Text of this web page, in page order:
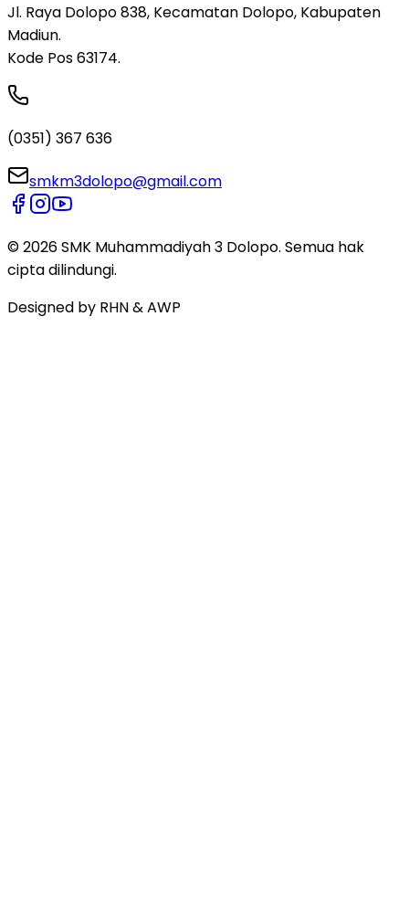
Jl. Raya Dolopo 838, Kecamatan Dolopo, Kabupaten
Madiun.
Kode Pos 63174.
(0351) 367 636
smkm3dolopo@gmail.com
©2026SMK Muhammadiyah 3 Dolopo. Semua hak
cipta dilindungi.
Designed by RHN & AWP